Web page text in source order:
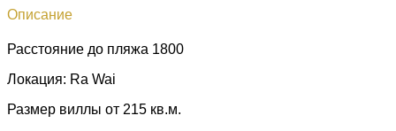
Описание
Расстояние до пляжа 1800
Локация: Ra Wai
Размер виллы от 215 кв.м.